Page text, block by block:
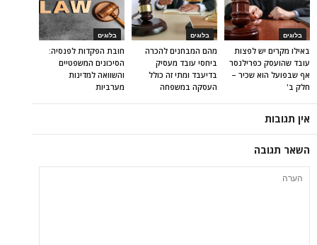
בלוגים
חובת הפקדות לפנסיה:
הסיכונים המשפטיים
והשוואה למדינות
מערביות
בלוגים
מהם המבחנים להכרה
ביחסי עובד מעסיק
בדיעבד ומתי זה כולל
העסקה במשפחה
בלוגים
באילו מקרים יש לפצות
עובד שהועסק כפרילנסר
אף שבפועל הוא שכיר –
חלק ב'
אין תגובות
השאר תגובה